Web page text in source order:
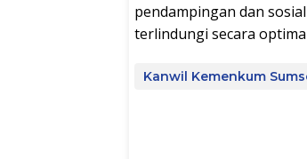
pendampingan dan
terlindungi secara
Kanwil Kemenkum